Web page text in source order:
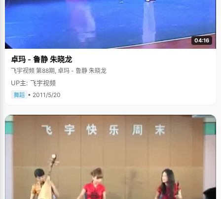
04:16
卓玛 - 鲁静 朱晓龙
飞宇视频 第88期, 卓玛 - 鲁静 朱晓龙
UP主: 飞宇视频
舞蹈 • 2011/5/20